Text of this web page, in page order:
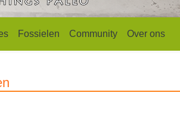
Fossielen Community Over ons